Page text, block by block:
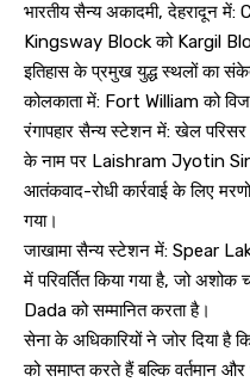
भारतीय सैन्य अकादमी, देहरादून
Kingsway Block को Kargil
इतिहास के प्रमुख युद्ध स्थलों का
कोलकाता में: Fort William को
रंगापहार सैन्य स्टेशन में: खेल
के नाम पर Laishram Jyotin
आतंकवाद-रोधी कार्रवाई के लिए
गया।
जाखामा सैन्य स्टेशन में: Spear
में परिवर्तित किया गया है, जो
Dada को सम्मानित करता है।
सेना के अधिकारियों ने जोर दिया है
को समाप्त करते हैं बल्कि वर्तमान और